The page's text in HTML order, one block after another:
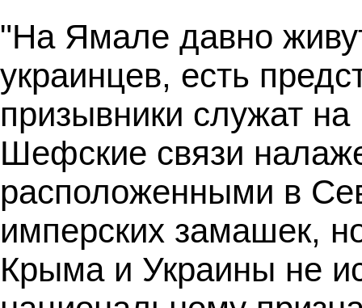
"На Ямале давно
украинцев, есть
призывники служат
Шефские связи
расположенными в
имперских замашек,
Крыма и Украины не